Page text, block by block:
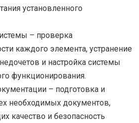
установленного
– проверка
каждого элемента, устранение
и настройка системы
функционирования.
– подготовка и
необходимых документов,
качество и безопасность